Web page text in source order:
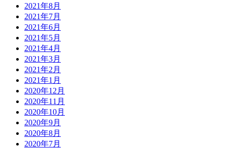
2021年8月
2021年7月
2021年6月
2021年5月
2021年4月
2021年3月
2021年2月
2021年1月
2020年12月
2020年11月
2020年10月
2020年9月
2020年8月
2020年7月